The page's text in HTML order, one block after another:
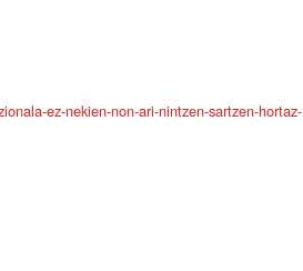
ez-nekien-non-ari-nintzen-sartzen-hortaz-